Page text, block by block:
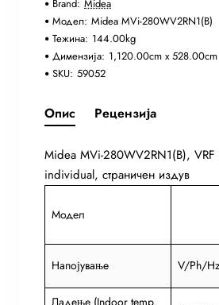
Brand: Midea
Модел: Midea MVi-280WV2RN1(B)
Тежина: 144.00kg
Димензија: 1,120.00cm x
SKU: 59052
Опис Рецензија
Midea MVi-280WV2RN1(B), VRF
individual, страничен издув
Модел
Напојување V/Ph/Hz
Ладење (Indoor temp.